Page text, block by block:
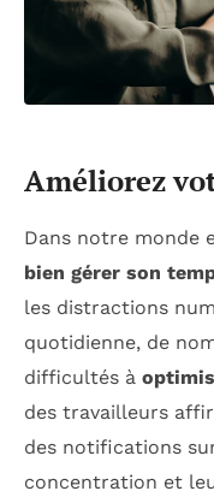
Améliorez
Dans notre monde
bien gérer son
les distractions
quotidienne, de
difficultés à
des travailleurs
des notifications
concentration et